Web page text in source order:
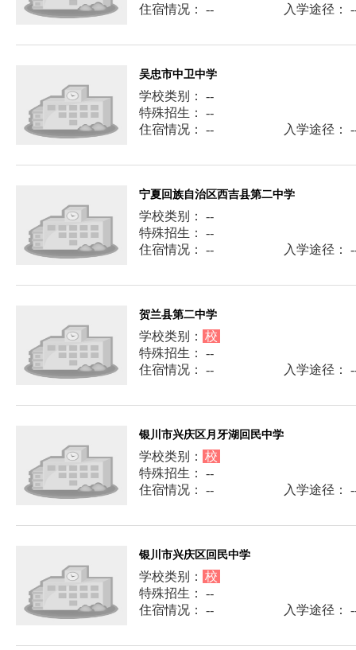
住宿情况： --
入学途径：
吴忠市中卫中学
学校类别： --
特殊招生： --
住宿情况： --
入学途径：
宁夏回族自治区西吉县第二中学
学校类别： --
特殊招生： --
住宿情况： --
入学途径：
贺兰县第二中学
学校类别： 校
特殊招生： --
住宿情况： --
入学途径：
银川市兴庆区月牙湖回民中学
学校类别： 校
特殊招生： --
住宿情况： --
入学途径：
银川市兴庆区回民中学
学校类别： 校
特殊招生： --
住宿情况： --
入学途径：